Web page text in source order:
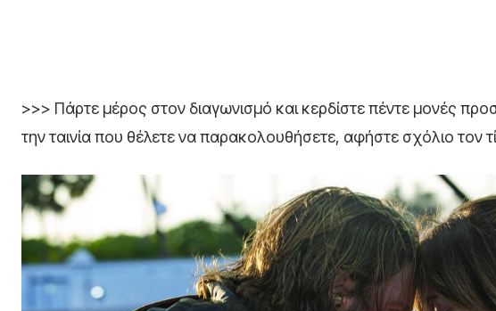
>>> Πάρτε μέρος στον διαγωνισμό και κερδίστε πέντε μονές
την ταινία που θέλετε να παρακολουθήσετε, αφήστε σχόλιο τον